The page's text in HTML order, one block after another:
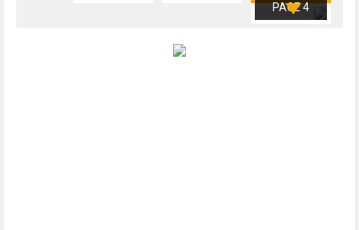
PAGE 4